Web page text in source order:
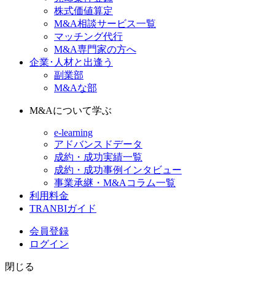
株式価値算定
M&A相談サービス一覧
マッチング代行
M&A専門家の方へ
企業･人材と出逢う
副業部
M&Aな部
M&Aについて学ぶ
e-learning
アドバンスドデータ
成約・成功実績一覧
成約・成功事例インタビュー
事業承継・M&Aコラム一覧
利用料金
TRANBIガイド
会員登録
ログイン
閉じる